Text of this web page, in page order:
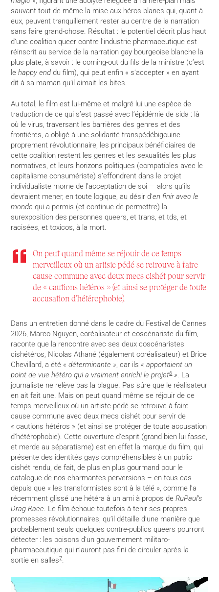
sauvant tout de même la mise aux héros blancs qui, quant à
eux, peuvent tranquillement rester au centre de la narration
sans faire grand-chose. Résultat : le potentiel décrit plus haut
d’une coalition queer contre l’industrie pharmaceutique est
réinscrit au service de la narration gay bourgeoise blanche la
plus plate, à savoir : le coming-out du fils de la ministre (c’est
lehappy end du film), qui peut enfin « s’accepter » en ayant
dit à sa maman qu’il aimait les bites.
Au total, le film est lui-même et malgré lui une espèce de
traduction de ce qui s’est passé avec l’épidémie de sida : là
où le virus, traversant les barrières des genres et des
frontières, a obligé à une solidarité transpédébigouine
proprement révolutionnaire, les principaux bénéficiaires de
cette coalition restent les genres et les sexualités les plus
normatives, et leurs horizons politiques (compatibles avec le
capitalisme consumériste) s’effondrent dans le projet
individualiste morne de l’acceptation de soi — alors qu’ils
devraient mener, en toute logique, au désir d’en finir avec le
monde qui a permis (et continue de permettre) la
surexposition des personnes queers, et trans, et tds, et
racisées, et toxicos, à la mort.
On peut quand même se réjouir de ce temps
merveilleux où un artiste pédé se retrouve à faire
cause commune avec deux mecs cishét pour servir
de « cautions hétéros » (et ainsi se protéger de toute
accusation d’hétérophobie).
Dans un entretien donné dans le cadre du Festival de Cannes
2026, Marco Nguyen, coréalisateur et coscénariste du film,
raconte que la rencontre avec ses deux coscénaristes
cishétéros, Nicolas Athané (également coréalisateur) et Brice
Chevillard, a été « déterminante », car ils « apportaient un
point de vue hétéro qui a vraiment enrichi le projet6». La
journaliste ne relève pas la blague. Pas sûre que le réalisateur
en ait fait une. Mais on peut quand même se réjouir de ce
temps merveilleux où un artiste pédé se retrouve à faire
cause commune avec deux mecs cishét pour servir de
« cautions hétéros » (et ainsi se protéger de toute accusation
d’hétérophobie). Cette ouverture d’esprit (grand bien lui fasse,
et merde au séparatisme) est en effet la marque du film, qui
présente des identités gays compréhensibles à un public
cishét rendu, de fait, de plus en plus gourmand pour le
catalogue de nos charmantes perversions – en tous cas
depuis que « les transformistes sont à la télé », comme l’a
récemment glissé une hétéra à un ami à propos deRuPaul’s
Drag Race. Le film échoue toutefois à tenir ses propres
promesses révolutionnaires, qu’il détaille d’une manière que
probablement seuls quelques contre-publics queers pourront
détecter : les poisons d’un gouvernement militaro-
pharmaceutique qui n’auront pas fini de circuler après la
sortie en salles7.